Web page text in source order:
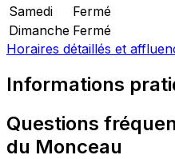
Samedi
Fermé
Dimanche Fermé
Horaires détaillés et
Informations
Questions
du Monceau